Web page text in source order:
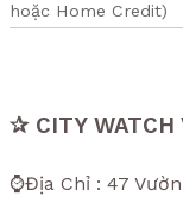
hoặc Home Credit)
✰ CITY
⌚Địa Chỉ : 47